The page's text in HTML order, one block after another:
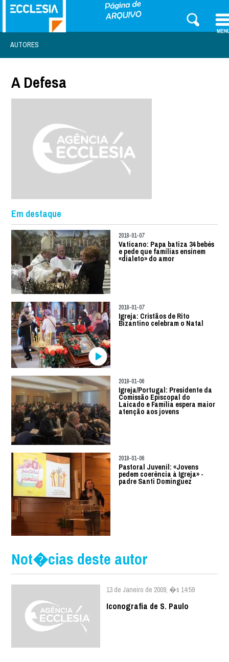
AUTORES
A Defesa
Em destaque
2018-01-07
Vaticano: Papa batiza 34 bebés
e pede que famílias ensinem
«dialeto» do amor
2018-01-07
Igreja: Cristãos de Rito
Bizantino celebram o Natal
2018-01-06
Igreja/Portugal: Presidente da
Comissão Episcopal do
Laicado e Família espera maior
atenção aos jovens
2018-01-06
Pastoral Juvenil: «Jovens
pedem coerência à Igreja» -
padre Santi Dominguez
Not�cias deste autor
13 de Janeiro de 2009, �s 14:59
Iconografia de S. Paulo